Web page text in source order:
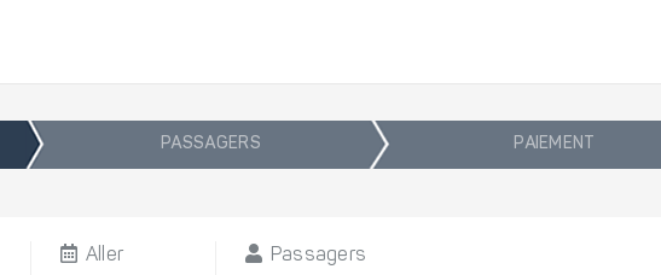
PASSAGERS PAIEMENT
Aller
Passagers